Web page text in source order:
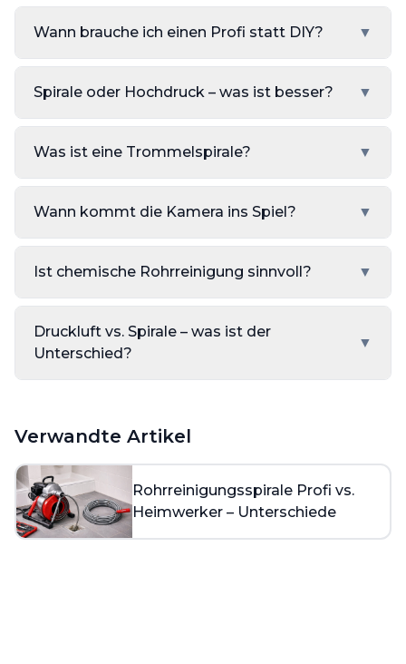
Wann brauche ich einen Profi statt DIY? ▼
Spirale oder Hochdruck – was ist besser? ▼
Was ist eine Trommelspirale? ▼
Wann kommt die Kamera ins Spiel? ▼
Ist chemische Rohrreinigung sinnvoll? ▼
Druckluft vs. Spirale – was ist der
Unterschied?
▼
Verwandte Artikel
Rohrreinigungsspirale Profi vs.
Heimwerker – Unterschiede